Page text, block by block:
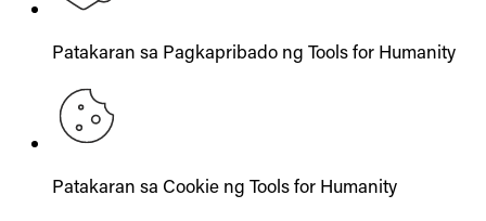
Patakaran sa Pagkapribado ng Tools for Humanity
Patakaran sa Cookie ng Tools for Humanity